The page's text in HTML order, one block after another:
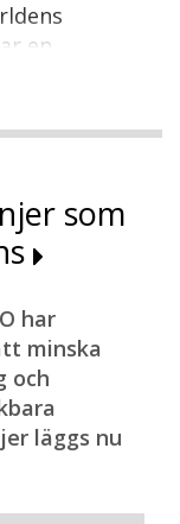
en
från att
flyttar till
alla
anslutna
–
redan
som
av
som
har
minska
och
läggs nu